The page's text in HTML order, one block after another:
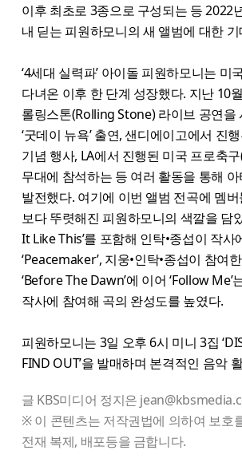
이후 최초로 3종으로 구성되는 등 2022
내 딛는 피원하모니의 새 앨범에 대한
‘4세대 실력파’ 아이돌 피원하모니는 미
다녀온 이후 한 단계 성장했다. 지난 10
롤링스톤(Rolling Stone) 라이브 공연을
‘굿데이 뉴욕’ 출연, 샌디에이고에서 진
기념 행사, LA에서 진행된 미국 프로축
무대에 참석하는 등 여러 활동을 통해
발전했다. 여기에 이번 앨범 전곡에 멤
보다 뚜렷해진 피원하모니의 색깔을 담
It Like This’를 포함해 인탁•종섭이 작사
‘Peacemaker’, 지웅•인탁•종섭이 참여
‘Before The Dawn’에 이어 ‘Follow Me’
작사에 참여해 곡의 완성도를 높였다.
피원하모니는 3일 오후 6시 미니 3집
FIND OUT’을 발매하며 본격적인 음악
글 KBS미디어 정지은
※ 이 콘텐츠는 저작권법에 의하여 보호
전재 복제, 배포등을 금합니다.